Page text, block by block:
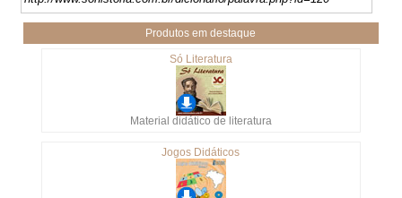
Produtos em destaque
Só Literatura
Material didático de literatura
Jogos Didáticos